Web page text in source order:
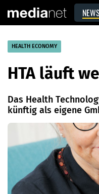
HEALTH ECONOMY
HTA läuft
Das Health
künftig als eigene